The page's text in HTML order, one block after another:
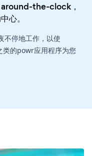
the-clock，
心。
不停地工作，以使
的powr应用程序为您